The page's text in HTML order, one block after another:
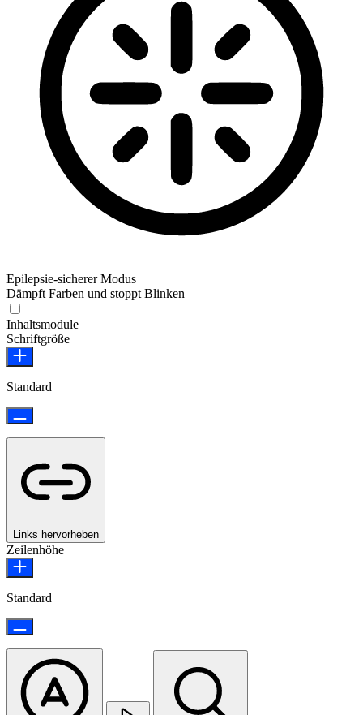
Epilepsie-sicherer Modus
Dämpft Farben und stoppt Blinken
Inhaltsmodule
Schriftgröße
Standard
Links hervorheben
Zeilenhöhe
Standard